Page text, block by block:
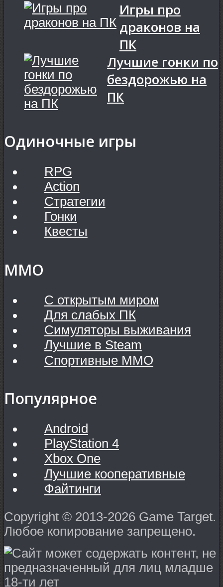
Игры про
драконов на
ПК
Лучшие гонки по
бездорожью на
ПК
Одиночные игры
RPG
Action
Стратегии
Гонки
Квесты
MMO
С открытым миром
Для слабых ПК
Симуляторы выживания
Лучшие в Steam
Спортивные MMO
Популярное
Android
PlayStation 4
Xbox One
Лучшие кооперативные
Файтинги
Copyright © 2013-2026 Game Target.
Любое копирование запрещено.